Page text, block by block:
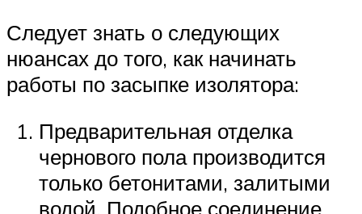
Следует знать о следующих
нюансах до того, как начинать
работы по засыпке изолятора:
Предварительная отделка
чернового пола производится
только бетонитами, залитыми
водой. Подобное соединение